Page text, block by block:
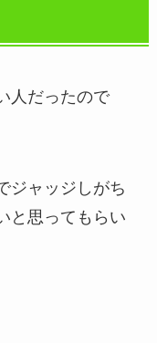
人だったので
ジャッジしがち
と思ってもらい